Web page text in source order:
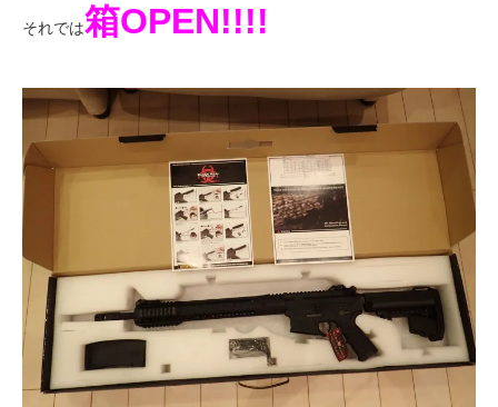
それでは箱OPEN!!!!